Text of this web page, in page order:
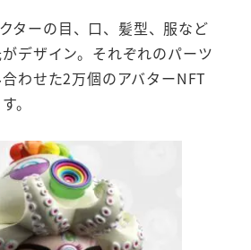
ターの目、口、髪型、服など
デザイン。それぞれのパーツ
わせた2万個のアバターNFT
。